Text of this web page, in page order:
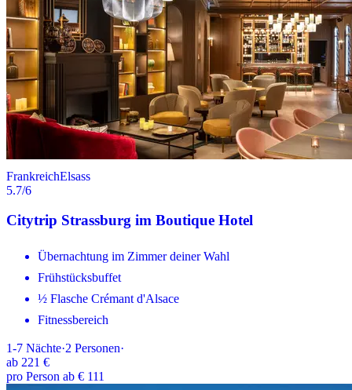
FrankreichElsass
5.7/6
Citytrip Strassburg im Boutique Hotel
Übernachtung im Zimmer deiner Wahl
Frühstücksbuffet
½ Flasche Crémant d'Alsace
Fitnessbereich
1-7 Nächte·2 Personen·
ab 221 €
pro Person ab € 111